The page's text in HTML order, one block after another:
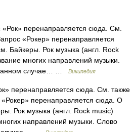
перенаправляется сюда. Cм.
«Рокер» перенаправляется
Байкеры. Рок музыка (англ. Rock
многих направлений музыки.
случае… …
Википедия
перенаправляется сюда. Cм. также
«Рокер» перенаправляется сюда. О
Рок музыка (англ. Rock music)
направлений музыки. Слово